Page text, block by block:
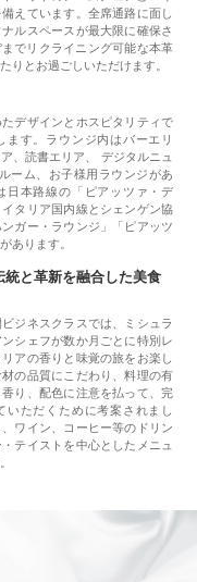
えています。全席通路に面し
ルスペースが最大限に確保さ
でリクライニング可能な本革
りとお過ごしいただけます。
デザインとホスピタリティで
ます。ラウンジ内はバーエリ
、読書エリア、 デジタルニュ
ーム、お子様用ラウンジがあ
日本路線の「ピアッツァ・デ
タリア国内線とシェンゲン協
ガー・ラウンジ」「ピアッツ
あります。
統と革新を融合した美食
ジネスクラスでは、ミシュラ
シェフが数か月ごとに特別レ
アの香りと味覚の旅をお楽し
の品質にこだわり、料理の有
り、配色に注意を払って、完
いただくために考案されまし
ワイン、コーヒー等のドリン
テイストを中心としたメニュ